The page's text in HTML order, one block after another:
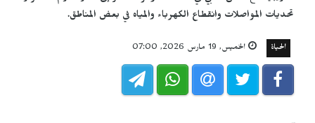
تحديات المواصلات وانقطاع الكهرباء والمياه في بعض المناطق.
الحياة الخميس, 19 مارس 2026, 07:00